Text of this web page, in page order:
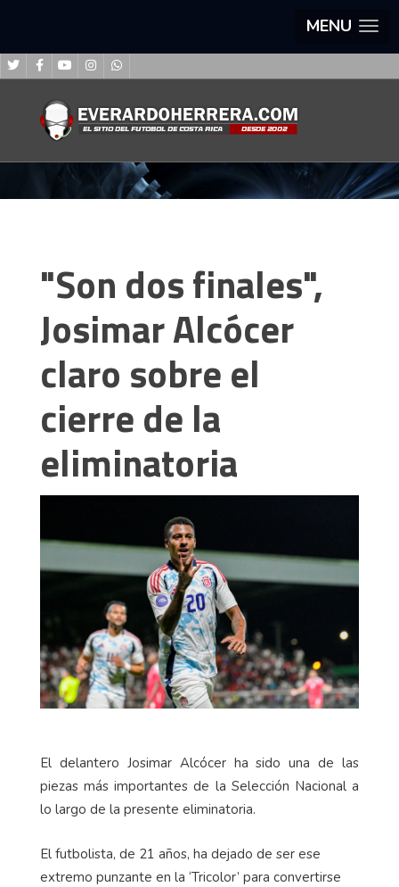
MENU
"Son dos finales",
Josimar Alcócer
claro sobre el
cierre de la
eliminatoria
El delantero Josimar Alcócer ha sido una de las
piezas más importantes de la Selección Nacional a
lo largo de la presente eliminatoria.
El futbolista, de 21 años, ha dejado de ser ese
extremo punzante en la ‘Tricolor’ para convertirse